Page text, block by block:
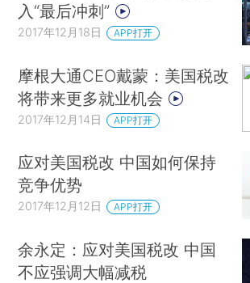
入“最后冲刺”
2017年12月18日 APP打开
摩根大通CEO戴蒙：美国税改
将带来更多就业机会
2017年12月14日 APP打开
应对美国税改 中国如何保持
竞争优势
2017年12月12日 APP打开
余永定：应对美国税改 中国
不应强调大幅减税